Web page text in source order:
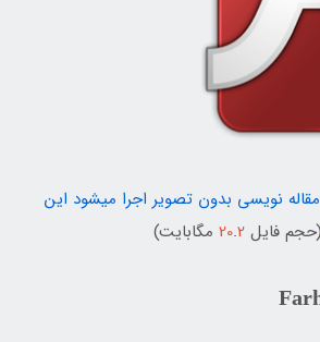
نویسی بدون تصویر اجرا میشود این
(حجم فایل 20.2 مگابایت)